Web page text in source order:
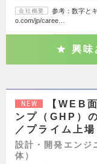
会社概要
参考：数字と
o.com/jp/caree…
興味
NEW
【WEB
ンプ（GHP）
／プライム上場
設計・開発エンジ
体）